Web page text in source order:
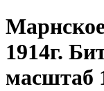
1914г.
масштаб